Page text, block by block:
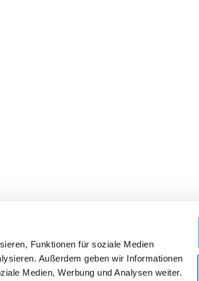
Funktionen für soziale Medien
Außerdem geben wir Informationen
Medien, Werbung und Analysen weiter.